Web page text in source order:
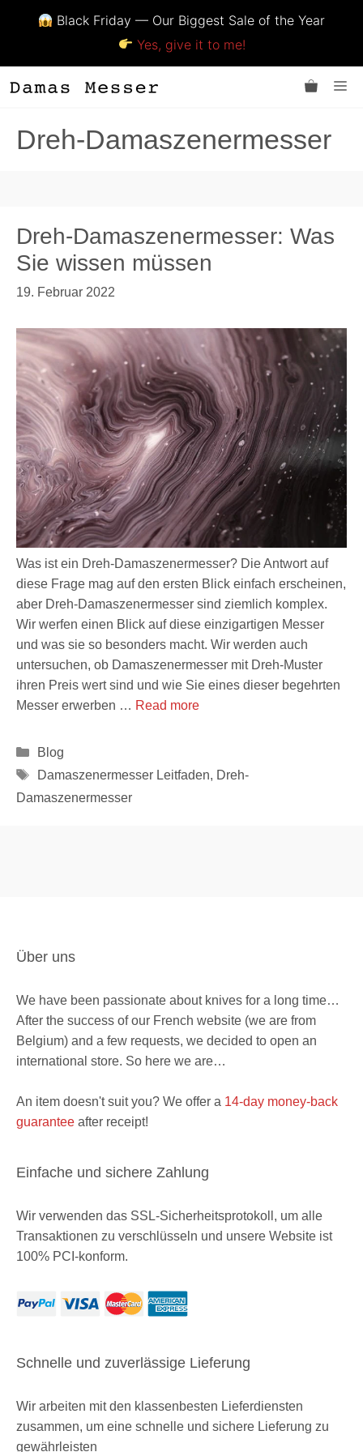
Black Friday — Our Biggest Sale of the Year
Yes, give it to me!
Inhalt
Dreh-Damaszenermesser
Dreh-Damaszenermesser: Was
Sie wissen müssen
19. Februar 2022
Was ist ein Dreh-Damaszenermesser? Die Antwort auf
diese Frage mag auf den ersten Blick einfach erscheinen,
aber Dreh-Damaszenermesser sind ziemlich komplex.
Wir werfen einen Blick auf diese einzigartigen Messer
und was sie so besonders macht. Wir werden auch
untersuchen, ob Damaszenermesser mit Dreh-Muster
ihren Preis wert sind und wie Sie eines dieser begehrten
Messer erwerben … Read more
Kategorien
Blog
Schlagwörter
Damaszenermesser Leitfaden, Dreh-
Damaszenermesser
Über uns
We have been passionate about knives for a long time…
After the success of our French website (we are from
Belgium) and a few requests, we decided to open an
international store. So here we are…
An item doesn't suit you? We offer a 14-day money-back
guarantee after receipt!
Einfache und sichere Zahlung
Wir verwenden das SSL-Sicherheitsprotokoll, um alle
Transaktionen zu verschlüsseln und unsere Website ist
100% PCI-konform.
Schnelle und zuverlässige Lieferung
Wir arbeiten mit den klassenbesten Lieferdiensten
zusammen, um eine schnelle und sichere Lieferung zu
gewährleisten